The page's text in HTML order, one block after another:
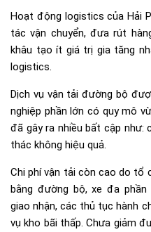
Hoạt động logistics của Hải
tác vận chuyển, đưa rút
khâu tạo ít giá trị gia tăng
logistics.
Dịch vụ vận tải đường bộ
nghiệp phần lớn có quy mô
đã gây ra nhiều bất cập như:
thác không hiệu quả.
Chi phí vận tải còn cao do tổ
bằng đường bộ, xe đa
giao nhận, các thủ tục hành
vụ kho bãi thấp. Chưa giảm